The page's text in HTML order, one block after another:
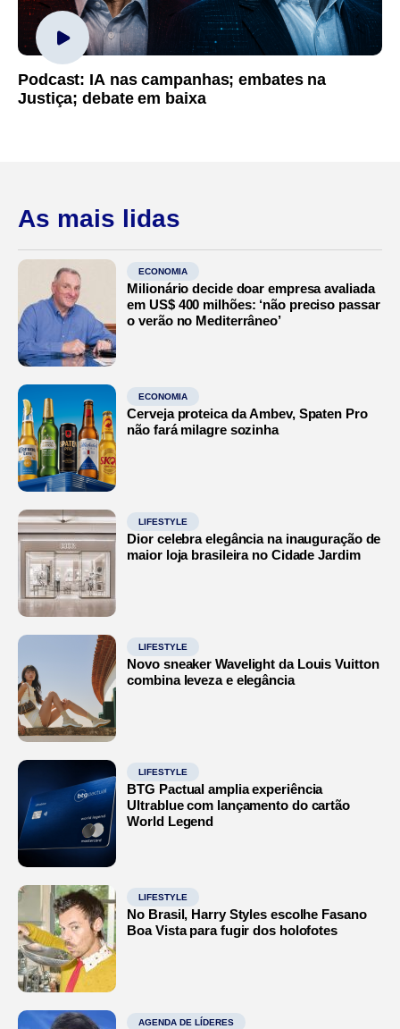
Podcast: IA nas campanhas; embates na
Justiça; debate em baixa
As mais lidas
ECONOMIA
Milionário decide doar empresa avaliada
em US$ 400 milhões: ‘não preciso passar
o verão no Mediterrâneo’
ECONOMIA
Cerveja proteica da Ambev, Spaten Pro
não fará milagre sozinha
LIFESTYLE
Dior celebra elegância na inauguração de
maior loja brasileira no Cidade Jardim
LIFESTYLE
Novo sneaker Wavelight da Louis Vuitton
combina leveza e elegância
LIFESTYLE
BTG Pactual amplia experiência
Ultrablue com lançamento do cartão
World Legend
LIFESTYLE
No Brasil, Harry Styles escolhe Fasano
Boa Vista para fugir dos holofotes
AGENDA DE LÍDERES